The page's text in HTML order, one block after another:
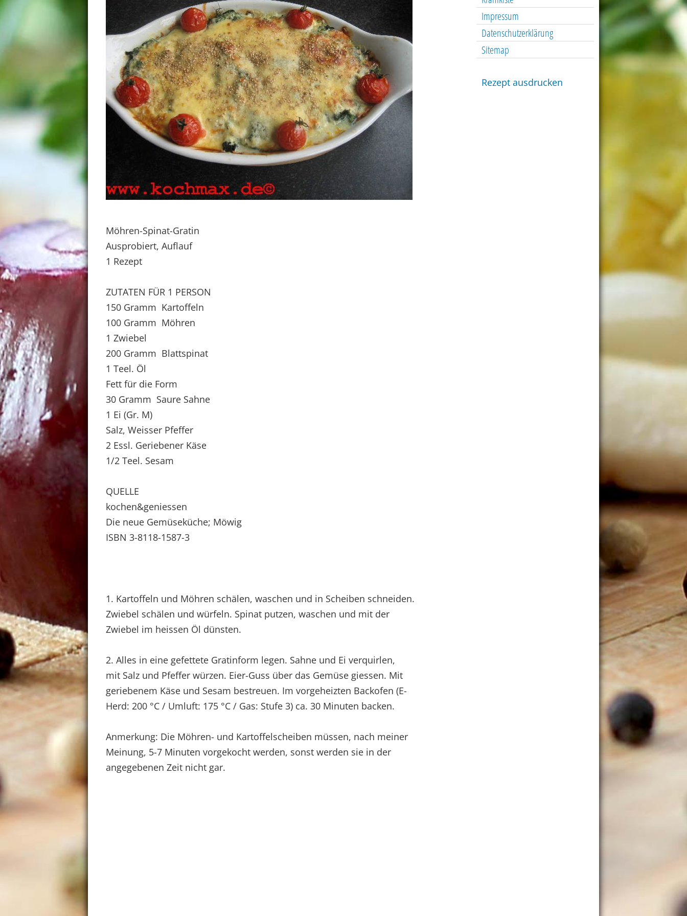
Impressum
Datenschutzerklärung
Sitemap
Rezept ausdrucken
Möhren-Spinat-Gratin
Ausprobiert, Auflauf
1 Rezept
ZUTATEN FÜR 1 PERSON
150 Gramm Kartoffeln
100 Gramm Möhren
1 Zwiebel
200 Gramm Blattspinat
1 Teel. Öl
Fett für die Form
30 Gramm Saure Sahne
1 Ei (Gr. M)
Salz, Weisser Pfeffer
2 Essl. Geriebener Käse
1/2 Teel. Sesam
QUELLE
kochen&geniessen
Die neue Gemüseküche; Möwig
ISBN 3-8118-1587-3
1. Kartoffeln und Möhren schälen, waschen und in Scheiben schneiden.
Zwiebel schälen und würfeln. Spinat putzen, waschen und mit der
Zwiebel im heissen Öl dünsten.
2. Alles in eine gefettete Gratinform legen. Sahne und Ei verquirlen,
mit Salz und Pfeffer würzen. Eier-Guss über das Gemüse giessen. Mit
geriebenem Käse und Sesam bestreuen. Im vorgeheizten Backofen (E-
Herd: 200 °C / Umluft: 175 °C / Gas: Stufe 3) ca. 30 Minuten backen.
Anmerkung: Die Möhren- und Kartoffelscheiben müssen, nach meiner
Meinung, 5-7 Minuten vorgekocht werden, sonst werden sie in der
angegebenen Zeit nicht gar.